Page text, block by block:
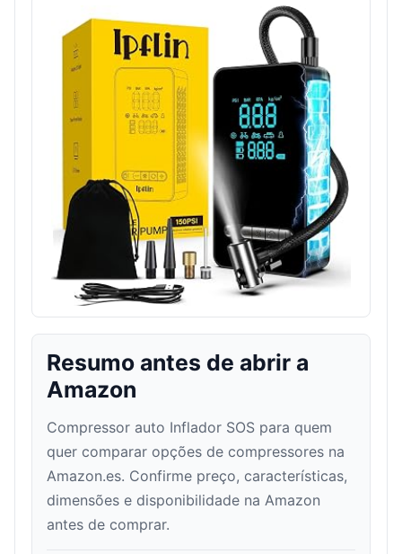
Resumo antes de abrir a
Amazon
Compressor auto Inflador SOS para quem
quer comparar opções de compressores na
Amazon.es. Confirme preço, características,
dimensões e disponibilidade na Amazon
antes de comprar.